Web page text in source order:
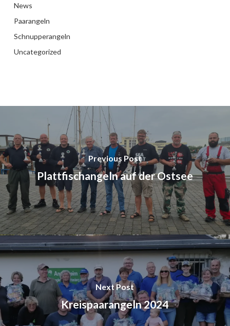
News
Paarangeln
Schnupperangeln
Uncategorized
Previous Post
Plattfischangeln auf der Ostsee
Next Post
Kreispaarangeln 2024